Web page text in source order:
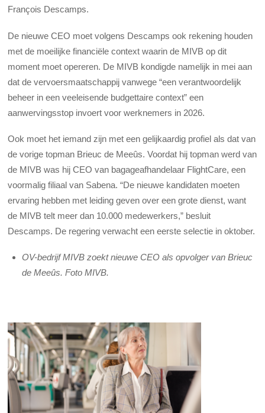
François Descamps.
De nieuwe CEO moet volgens Descamps ook rekening houden
met de moeilijke financiële context waarin de MIVB op dit
moment moet opereren. De MIVB kondigde namelijk in mei aan
dat de vervoersmaatschappij vanwege “een verantwoordelijk
beheer in een veeleisende budgettaire context” een
aanwervingsstop invoert voor werknemers in 2026.
Ook moet het iemand zijn met een gelijkaardig profiel als dat van
de vorige topman Brieuc de Meeûs. Voordat hij topman werd van
de MIVB was hij CEO van bagageafhandelaar FlightCare, een
voormalig filiaal van Sabena. “De nieuwe kandidaten moeten
ervaring hebben met leiding geven over een grote dienst, want
de MIVB telt meer dan 10.000 medewerkers,” besluit
Descamps. De regering verwacht een eerste selectie in oktober.
OV-bedrijf MIVB zoekt nieuwe CEO als opvolger van Brieuc
de Meeûs. Foto MIVB.